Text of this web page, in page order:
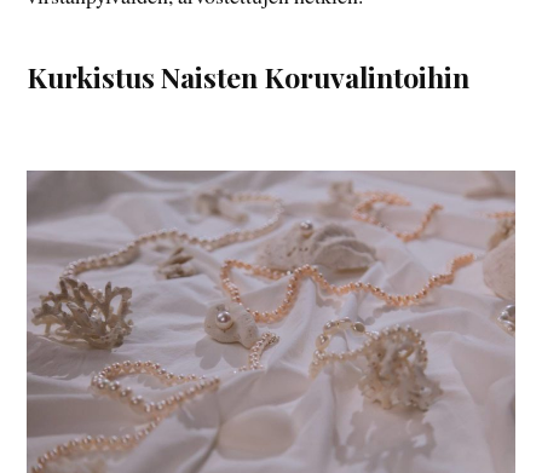
Kurkistus Naisten Koruvalintoihin